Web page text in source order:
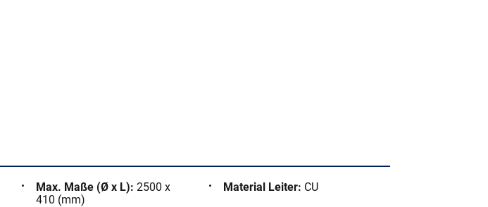
Max. Maße (Ø x L): 2500 x
410 (mm)
Material Leiter: CU